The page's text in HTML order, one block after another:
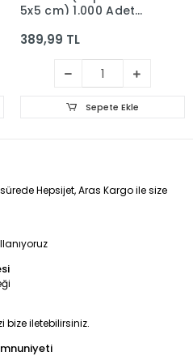
5x5 cm) 1.000 Adet
Şapkalı Poşet
389,99 TL
Sepete Ekle
Hepsijet, Aras Kargo ile size
bize iletebilirsiniz.